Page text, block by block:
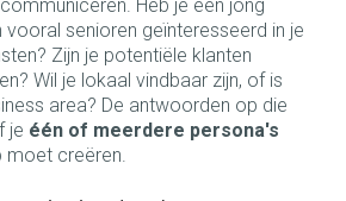
Heb je een jong
vooral senioren geïnteresseerd in je
Zijn je potentiële klanten
Wil je lokaal vindbaar zijn, of is
area? De antwoorden op die
je één of meerdere persona's
moet creëren.